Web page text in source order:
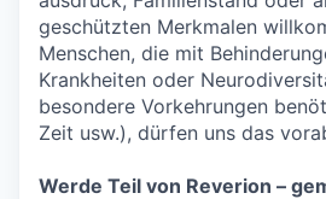
geschützten Merkmalen
Menschen, die mit
Krankheiten oder
besondere Vorkehrungen
Zeit usw.), dürfen uns das
Werde Teil von Reverion –